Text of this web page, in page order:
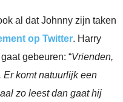
al dat Johnny zijn taken
op Twitter. Harry
gebeuren: “Vrienden,
Er komt natuurlijk een
zo leest dan gaat hij